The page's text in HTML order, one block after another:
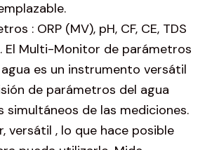
: ORP (MV), pH, CF, CE, TDS
El Multi-Monitor de parámetros
es un instrumento versátil
de parámetros del agua
simultáneos de las mediciones.
versátil , lo que hace posible